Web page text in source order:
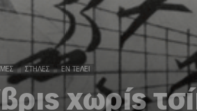
ΣΤΉΛΕΣ ΕΝ ΤΈΛΕΙ
χωρίς